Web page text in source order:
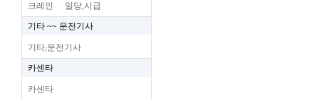
크레인 일당,시급
기타 ~~ 운전기사
기타,운전기사
카센타
카센타